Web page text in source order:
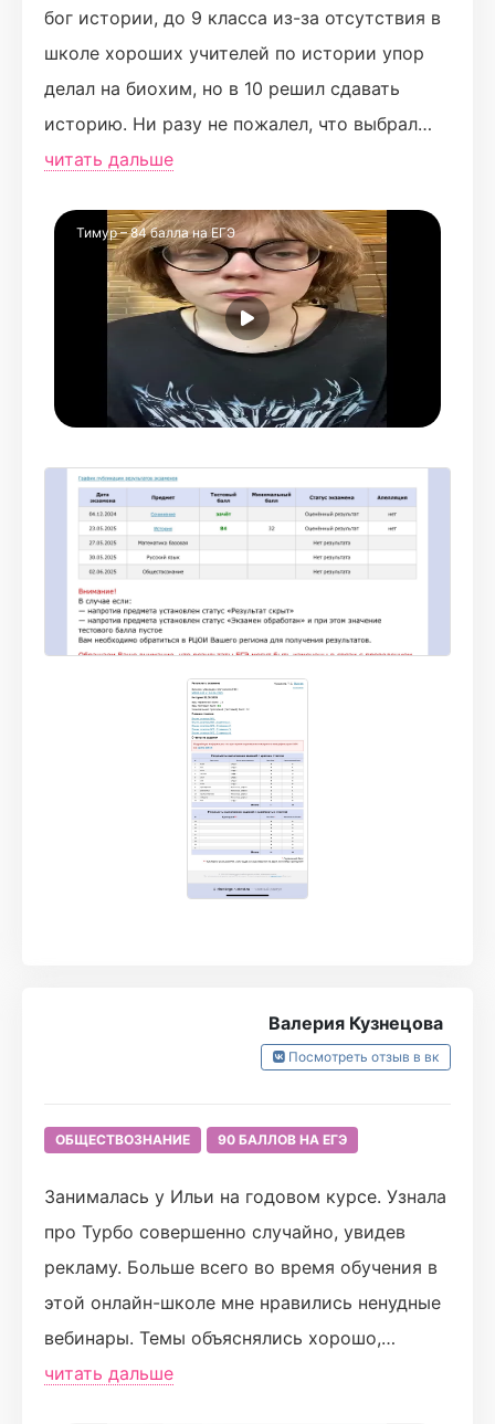
бог истории, до 9 класса из-за отсутствия в
школе хороших учителей по истории упор
делал на биохим, но в 10 решил сдавать
историю. Ни разу не пожалел, что выбрал
Турбо! на вебинарах интересно, информация
отдельно учится культура и всемирная
история- то, что часто не успевают
проходить в школах. хорошие домашки, как
тестовые, так и письменные, 2 часть
сдавал ее ночью. отдельно нужно заметить,
возможность повторить материал, выучить
то, что не успел. в сентябре молился на то,
чтобы сдать на 70, но в итоге сдал на 84!
рекомендую всем Турбо и Рому❤️
читать дальше
Тимур – 84 балла на ЕГЭ
Валерия Кузнецова
Посмотреть отзыв в вк
ОБЩЕСТВОЗНАНИЕ 90 БАЛЛОВ НА ЕГЭ
Занималась у Ильи на годовом курсе. Узнала
про Турбо совершенно случайно, увидев
рекламу. Больше всего во время обучения в
этой онлайн-школе мне нравились ненудные
вебинары. Темы объяснялись хорошо,
конспекты были удобными, в них была вся
читать дальше